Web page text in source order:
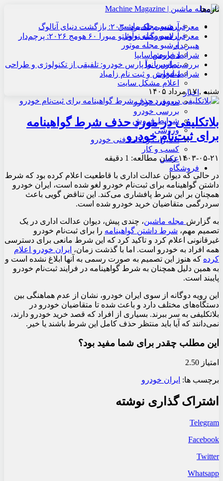
آرشیو مجله ماشین
آرشیو مجله نوآور
آرشیو مجله موتور
درباره ما
تماس با ما
تبلیغات
اعلام مشکل سایت
اخبار
معرفی خودرو
بررسی خودرو
شرایط فروش
ورزشی
تعمیرات و نکات فنی خودرو
کسب و کار
عکس
فروشگاه
تازه‌ها
معرفی هنسی بلک‌برد ۲۰۳۰: بازگشت دنیای آنالوگ
معرفی لامبورگینی روئلتو میورا ۶۰ هومج ۲۰۲۶: پرچم‌دار
هیبریدی
شرایط فروش سایپا
بررسی پارس نوآ پارس خودرو: تلفیقی از تکنولوژی و طراحی
شرایط فروش و ثبت نام زامیاد
شنبه , ۱۷ مرداد ۱۴۰۵
بلاتکلیفی در مورد حذف شرط گواهینامه
برای ثبت‌نام خودرو
۱۴۰۳-۰۵-۲۱زمان مطالعه: 1 دقیقه
در حالی که دیوان عدالت اداری با قاطعیت اعلام کرده بود که شرط
داشتن گواهینامه برای ثبت‌نام خودرو لغو شده است، ایران خودرو
همچنان بر این شرط پافشاری می‌کند. این تناقض گویی باعث
سردرگمی متقاضیان خرید خودرو شده است.
به گزارش مجله ماشین، چندی پیش، دیوان عدالت اداری در یک
تصمیم مهم، شرط داشتن گواهینامه را برای ثبت‌نام خودرو
غیرقانونی اعلام کرد و تاکید کرد که این شرط مانعی برای دسترسی
همه افراد به خودرو است. اما با گذشت زمان، ایران خودرو اعلام
کرده که هنوز این تصمیم به صورت رسمی به آنها ابلاغ نشده است و
به همین دلیل همچنان به شرط گواهینامه در فرایند ثبت‌نام خودرو
پایبند است.
این رویه دوگانه از سوی ایران خودرو، نشان از عدم هماهنگی بین
دستگاه‌های مختلف دارد و باعث شده تا متقاضیان خودرو در
بلاتکلیفی به سر ببرند. بسیاری از افراد که قصد خرید خودرو دارند،
نمی‌دانند که آیا باید منتظر حذف کامل این شرط باشند یا خیر.
این مطلب چقدر برای شما مفید بود؟
امتیاز 2.50
برچسب ها: ایران خودرو
اشتراک گذاری نوشته
Telegram
Facebook
Twitter
Whatsapp